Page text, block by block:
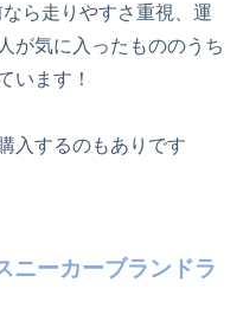
ら走りやすさ重視、運
が気に入ったもののうち
います！
入するのもありです
ニーカーブランドラ